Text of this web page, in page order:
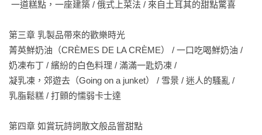
第三章 乳製品帶來的歡樂時光
菁英鮮奶油（CRÈMES DE LA CRÈME） / 一口吃喝鮮奶油 /
奶凍布丁 / 繽紛的白色料理 / 滿滿一匙奶凍 /
凝乳凍，郊遊去（Going on a junket） / 雪景 / 迷人的騷亂 /
乳脂鬆糕 / 打顫的懦弱卡士達
第四章 如賞玩詩詞散文般品嘗甜點